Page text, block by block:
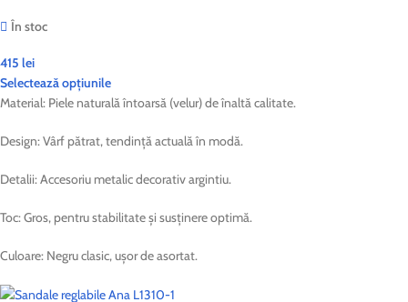
În stoc
415 lei
Selectează opțiunile
Material: Piele naturală întoarsă (velur) de înaltă calitate.
Design: Vârf pătrat, tendință actuală în modă.
Detalii: Accesoriu metalic decorativ argintiu.
Toc: Gros, pentru stabilitate și susținere optimă.
Culoare: Negru clasic, ușor de asortat.